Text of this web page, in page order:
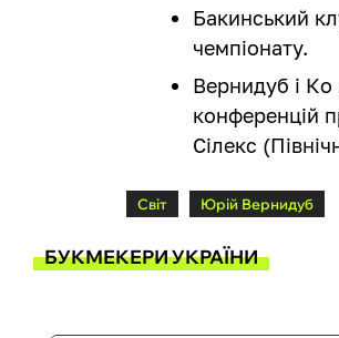
Бакинський
чемпіонату.
Вернидуб і Ко
конференцій
Сілекс
Світ Юрій Вернидуб
БУКМЕКЕРИ УКРАЇНИ